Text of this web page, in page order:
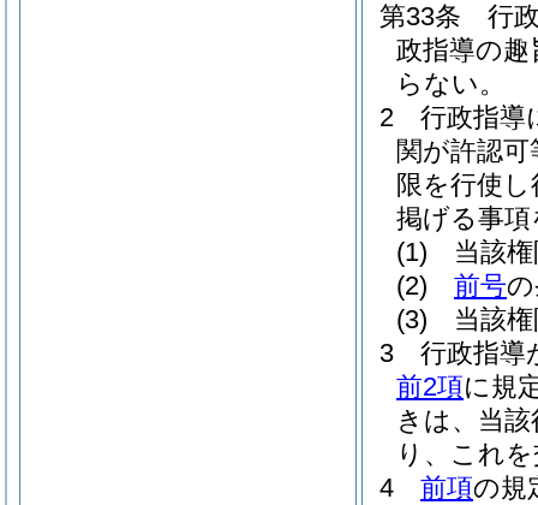
第33条
行
政指導の
らない。
2
行政指導
関が許認
限を行使
掲げる事
(1)
当該
(2)
前号
(3)
当該
3
行政指導
前2項に規
きは、当
り、これ
4
前項の規